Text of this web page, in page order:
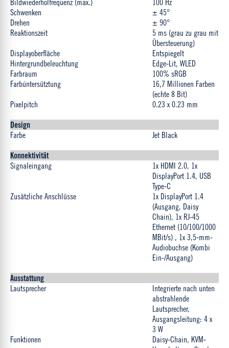
Schwenken
± 45°
Drehen
± 90°
Reaktionszeit
5 ms (grau zu grau mit
Übersteuerung)
Displayoberfläche
Entspiegelt
Hintergrundbeleuchtung
Edge-Lit, WLED
Farbraum
100% sRGB
Farbúntersütztung
16,7 Millionen Farben
(echte 8 Bit)
Pixelpitch
0.23 x 0.23 mm
Design
Farbe
Jet Black
Konnektivität
Signaleingang
1x HDMI 2.0, 1x
DisplayPort 1.4, USB
Type-C
Zusätzliche Anschlüsse
1x DisplayPort 1.4
(Ausgang, Daisy
Chain), 1x RJ-45
Ethernet (10/100/1000
MBit/s) , 1x 3,5-mm-
Audiobuchse (Kombi
Ein-/Ausgang)
Ausstattung
Lautsprecher
Integrierte nach unten
abstrahlende
Lautsprecher,
Ausgangsleitung: 4 x
3 W
Funktionen
Daisy-Chain, KVM-